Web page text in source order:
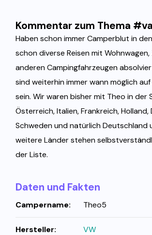
Kommentar zum Thema
Haben schon immer Camperblut in
schon diverse Reisen mit
anderen Campingfahrzeugen
sind weiterhin immer wann möglich
sein. Wir waren bisher mit Theo in der
Österreich, Italien, Frankreich, Holland,
Schweden und natürlich Deutschland
weitere Länder stehen
der Liste.
Daten und Fakten
Campername: Theo5
Hersteller: VW